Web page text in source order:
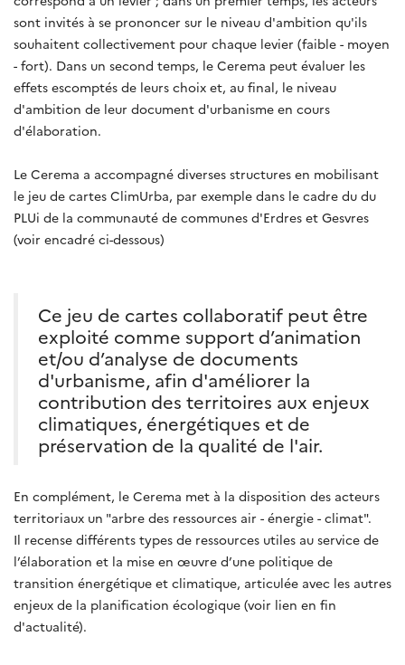
sont invités à se prononcer sur le niveau d'ambition qu'ils
souhaitent collectivement pour chaque levier (faible - moyen
- fort). Dans un second temps, le Cerema peut évaluer les
effets escomptés de leurs choix et, au final, le niveau
d'ambition de leur document d'urbanisme en cours
d'élaboration.
Le Cerema a accompagné diverses structures en mobilisant
le jeu de cartes ClimUrba, par exemple dans le cadre du du
PLUi de la communauté de communes d'Erdres et Gesvres
(voir encadré ci-dessous)
Ce jeu de cartes collaboratif peut être
exploité comme support d’animation
et/ou d’analyse de documents
d'urbanisme, afin d'améliorer la
contribution des territoires aux enjeux
climatiques, énergétiques et de
préservation de la qualité de l'air.
En complément, le Cerema met à la disposition des acteurs
territoriaux un "arbre des ressources air - énergie - climat".
Il recense différents types de ressources utiles au service de
l’élaboration et la mise en œuvre d’une politique de
transition énergétique et climatique, articulée avec les autres
enjeux de la planification écologique (voir lien en fin
d'actualité).